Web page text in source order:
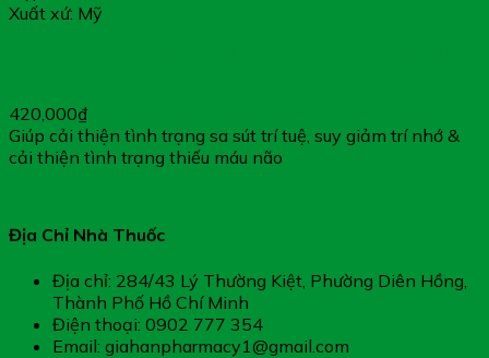
Xuất xứ: Mỹ
420,000₫
Giúp cải thiện tình trạng sa sút trí tuệ, suy giảm trí nhớ &
cải thiện tình trạng thiếu máu não
Địa Chỉ Nhà Thuốc
Địa chỉ: 284/43 Lý Thường Kiệt, Phường Diên Hồng,
Thành Phố Hồ Chí Minh
Điện thoại: 0902 777 354
Email: giahanpharmacy1@gmail.com